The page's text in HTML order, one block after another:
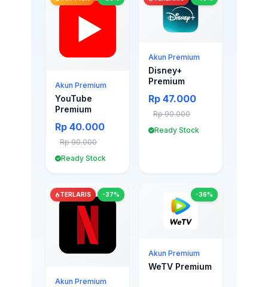
Akun Premium
YouTube
Premium
Rp 40.000
Rp 90.000
Ready Stock
Akun Premium
Disney+
Premium
Rp 47.000
Rp 90.000
Ready Stock
TERLARIS -37%
Akun Premium
-36%
Akun Premium
WeTV Premium